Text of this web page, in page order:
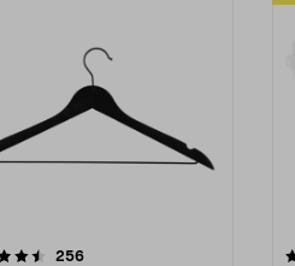
256anmeldelser
4.5av 5 stjerner